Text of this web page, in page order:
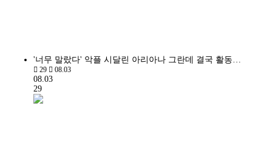
'너무 말랐다' 악플 시달린 아리아나 그란데 결국 활동…
29 08.03
08.03
29